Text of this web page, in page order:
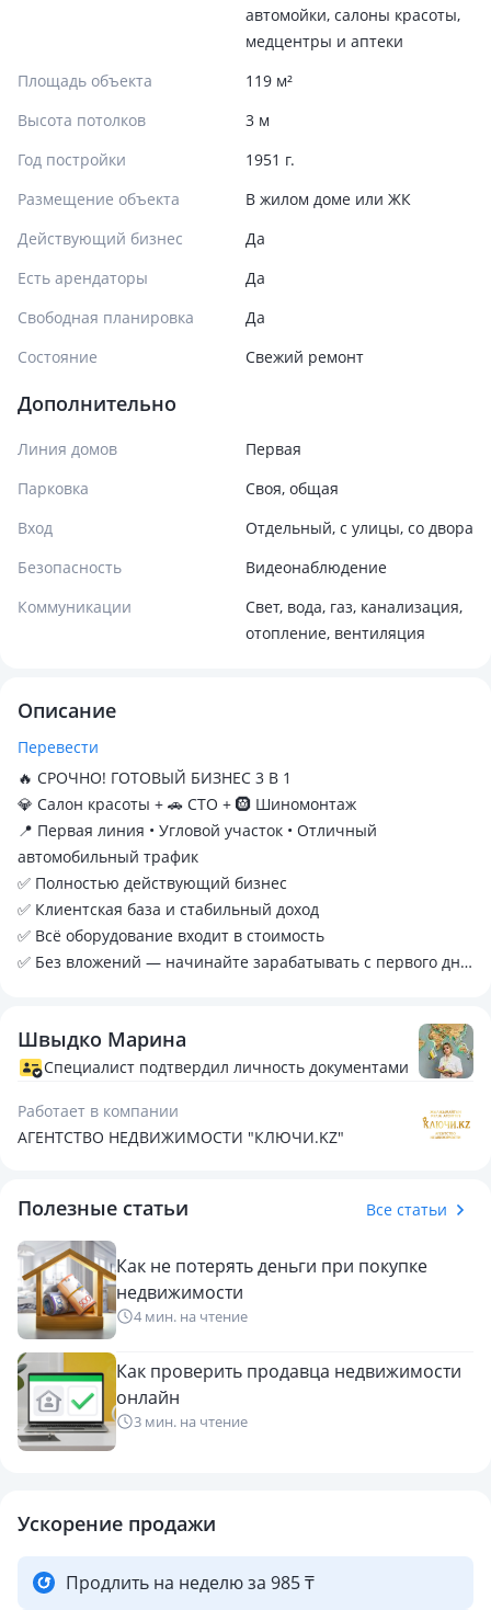
автомойки, салоны красоты,
медцентры и аптеки
Площадь объекта
119 м²
Высота потолков
3 м
Год постройки
1951 г.
Размещение объекта
В жилом доме или ЖК
Действующий бизнес
Да
Есть арендаторы
Да
Свободная планировка
Да
Состояние
Cвежий ремонт
Дополнительно
Линия домов
Первая
Парковка
Своя, общая
Вход
Отдельный, с улицы, со двора
Безопасность
Видеонаблюдение
Коммуникации
Свет, вода, газ, канализация,
отопление, вентиляция
Описание
Перевести
🔥 СРОЧНО! ГОТОВЫЙ БИЗНЕС 3 В 1
💎 Салон красоты + 🚗 СТО + 🛞 Шиномонтаж
📍 Первая линия • Угловой участок • Отличный
автомобильный трафик
✅ Полностью действующий бизнес
✅ Клиентская база и стабильный доход
✅ Всё оборудование входит в стоимость
✅ Без вложений — начинайте зарабатывать с первого дня
📄 Документы готовы к сделке.
📞 Звоните прямо сейчас — такие объекты с готовым
Швыдко Марина
Специалист подтвердил личность документами
Работает в компании
АГЕНТСТВО НЕДВИЖИМОСТИ "КЛЮЧИ.KZ"
Полезные статьи Все статьи
Как не потерять деньги при покупке
недвижимости
4 мин. на чтение
Как проверить продавца недвижимости
онлайн
3 мин. на чтение
Ускорение продажи
Продлить на неделю за 985 ₸